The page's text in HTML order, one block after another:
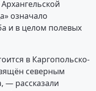
означало
и в целом полевых
в Каргопольско-
северным
— рассказали